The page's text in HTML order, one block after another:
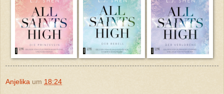
Anjelika um 18:24